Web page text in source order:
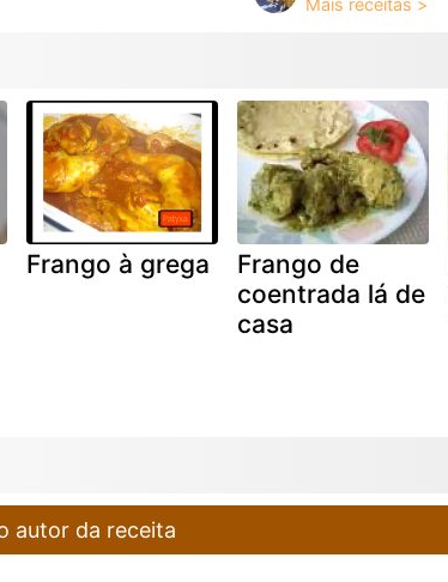
Frango à grega
Frango de
coentrada lá de
casa
autor da receita